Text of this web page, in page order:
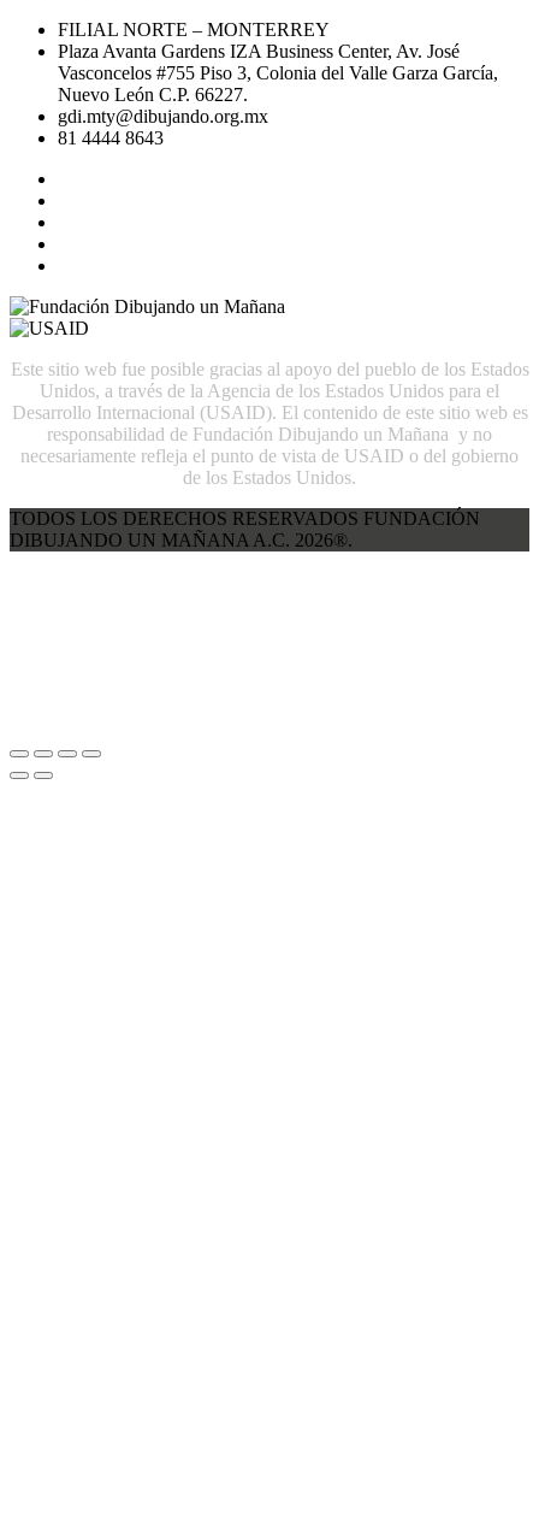
FILIAL NORTE – MONTERREY
Plaza Avanta Gardens IZA Business Center, Av. José
Vasconcelos #755 Piso 3, Colonia del Valle Garza García,
Nuevo León C.P. 66227.
gdi.mty@dibujando.org.mx
81 4444 8643
Este sitio web fue posible gracias al apoyo del pueblo de los Estados
Unidos, a través de la Agencia de los Estados Unidos para el
Desarrollo Internacional (USAID). El contenido de este sitio web es
responsabilidad de Fundación Dibujando un Mañana y no
necesariamente refleja el punto de vista de USAID o del gobierno
de los Estados Unidos.
TODOS LOS DERECHOS RESERVADOS FUNDACIÓN
DIBUJANDO UN MAÑANA A.C. 2026®.